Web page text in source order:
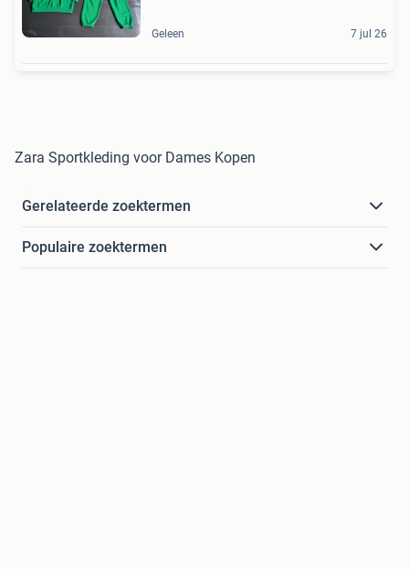
Geleen 7 jul 26
Zara Sportkleding voor Dames Kopen
Gerelateerde zoektermen
Populaire zoektermen